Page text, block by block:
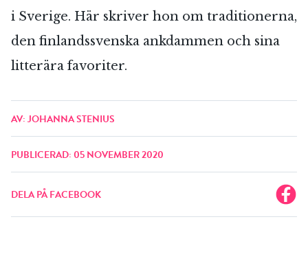
i Sverige. Här skriver hon om traditionerna,
den finlandssvenska ankdammen och sina
litterära favoriter.
AV: JOHANNA STENIUS
PUBLICERAD: 05 NOVEMBER 2020
DELA PÅ FACEBOOK